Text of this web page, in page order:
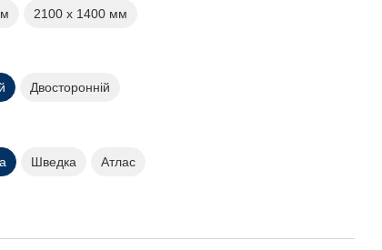
2100 х 1400 мм
Двосторонній
Шведка Атлас